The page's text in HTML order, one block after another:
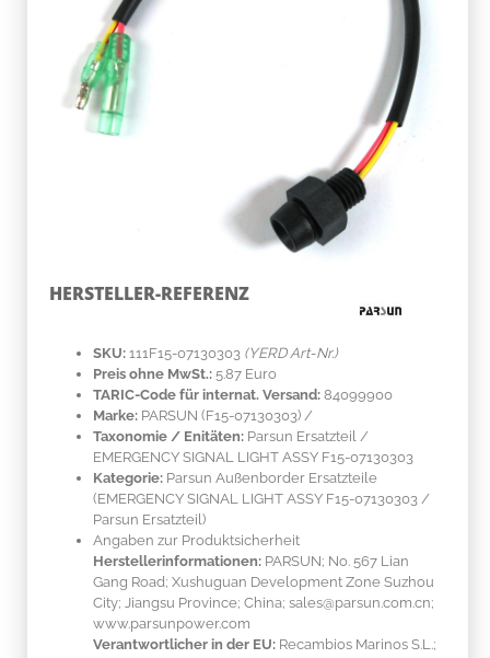
HERSTELLER-REFERENZ
SKU: 111F15-07130303 (YERD Art-Nr.)
Preis ohne MwSt.: 5.87 Euro
TARIC-Code für internat. Versand: 84099900
Marke: PARSUN (F15-07130303) /
Taxonomie / Enitäten: Parsun Ersatzteil /
EMERGENCY SIGNAL LIGHT ASSY F15-07130303
Kategorie: Parsun Außenborder Ersatzteile
(EMERGENCY SIGNAL LIGHT ASSY F15-07130303 /
Parsun Ersatzteil)
Angaben zur Produktsicherheit
Herstellerinformationen: PARSUN; No. 567 Lian
Gang Road; Xushuguan Development Zone Suzhou
City; Jiangsu Province; China; sales@parsun.com.cn;
www.parsunpower.com
Verantwortlicher in der EU: Recambios Marinos S.L.;